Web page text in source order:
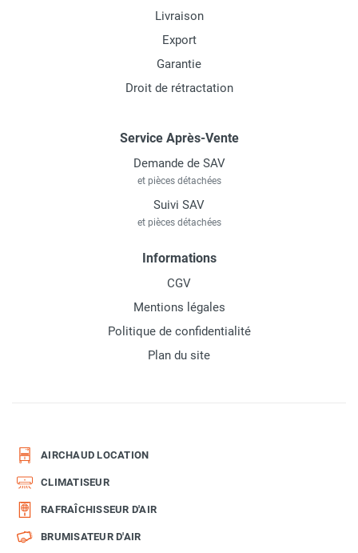
Livraison
Export
Garantie
Droit de rétractation
Service Après-Vente
Demande de SAV
et pièces détachées
Suivi SAV
et pièces détachées
Informations
CGV
Mentions légales
Politique de confidentialité
Plan du site
AIRCHAUD LOCATION
CLIMATISEUR
RAFRAÎCHISSEUR D'AIR
BRUMISATEUR D'AIR